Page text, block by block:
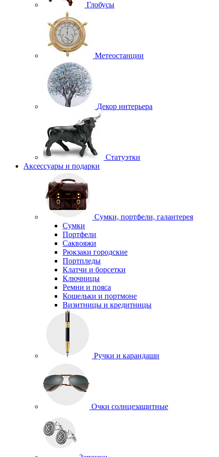
Глобусы
Метеостанции
Декор интерьера
Статуэтки
Аксессуары и подарки
Сумки, портфели, галантерея
Сумки
Портфели
Саквояжи
Рюкзаки городские
Портпледы
Клатчи и борсетки
Ключницы
Ремни и пояса
Кошельки и портмоне
Визитницы и кредитницы
Ручки и карандаши
Очки солнцезащитные